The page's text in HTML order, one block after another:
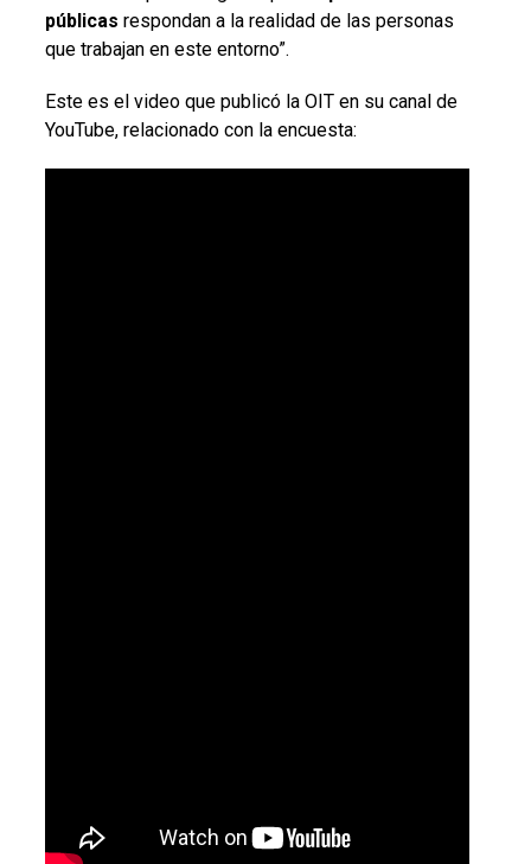
públicas respondan a la realidad de las personas
que trabajan en este entorno”.
Este es el video que publicó la OIT en su canal de
YouTube, relacionado con la encuesta: